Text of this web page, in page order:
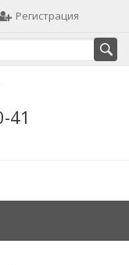
Регистрация
41